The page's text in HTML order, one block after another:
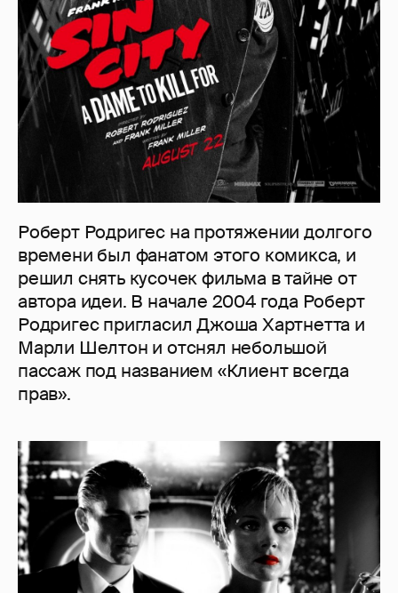
Роберт Родригес на протяжении долгого
времени был фанатом этого комикса, и
решил снять кусочек фильма в тайне от
автора идеи. В начале 2004 года Роберт
Родригес пригласил Джоша Хартнетта и
Марли Шелтон и отснял небольшой
пассаж под названием «Клиент всегда
прав».